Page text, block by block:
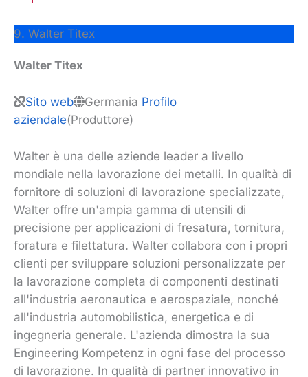
9. Walter Titex
Walter Titex
Sito web Germania Profilo
aziendale(Produttore)
Walter è una delle aziende leader a livello
mondiale nella lavorazione dei metalli. In qualità di
fornitore di soluzioni di lavorazione specializzate,
Walter offre un'ampia gamma di utensili di
precisione per applicazioni di fresatura, tornitura,
foratura e filettatura. Walter collabora con i propri
clienti per sviluppare soluzioni personalizzate per
la lavorazione completa di componenti destinati
all'industria aeronautica e aerospaziale, nonché
all'industria automobilistica, energetica e di
ingegneria generale. L'azienda dimostra la sua
Engineering Kompetenz in ogni fase del processo
di lavorazione. In qualità di partner innovativo in